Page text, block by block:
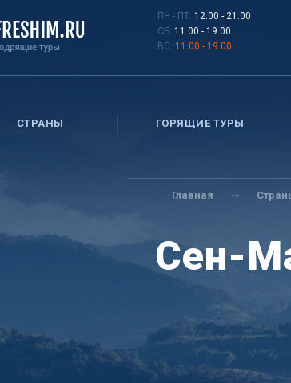
ПН - ПТ: 12.00 - 21.00
СБ: 11.00 - 19.00
ВС: 11.00 - 19.00
СТРАНЫ ГОРЯЩИЕ ТУРЫ
Главная
Сен-